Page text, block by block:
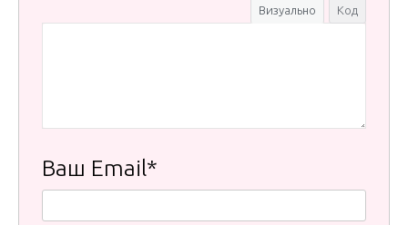
Визуально Код
Ваш Email*